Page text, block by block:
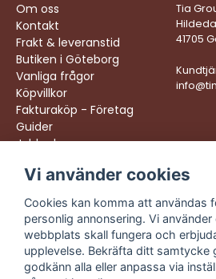
Om oss
Kontakt
Frakt & leveranstid
Butiken i Göteborg
Vanliga frågor
Köpvillkor
Fakturaköp - Företag
Guider
Jobba hos oss
Tia
41705
Följ oss:
Instagram
Facebook
TikTok
YouTube
Vi
Fri
Vi använder cookies
Cookies kan komma att användas
personlig annonsering. Vi
webbplats skall fungera och
upplevelse. Bekräfta ditt samtycke
godkänn alla eller anpassa via